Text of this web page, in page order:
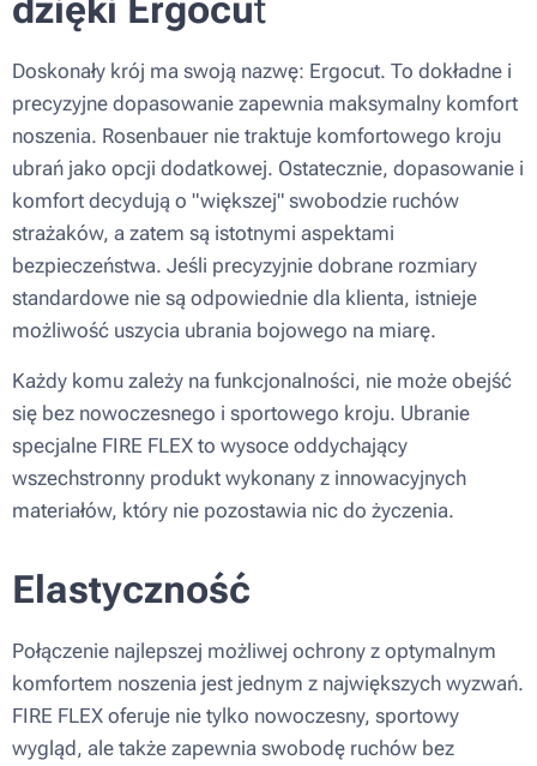
Doskonały krój ma swoją nazwę: Ergocut. To dokładne i
precyzyjne dopasowanie zapewnia maksymalny komfort
noszenia. Rosenbauer nie traktuje komfortowego kroju
ubrań jako opcji dodatkowej. Ostatecznie, dopasowanie i
komfort decydują o "większej" swobodzie ruchów
strażaków, a zatem są istotnymi aspektami
bezpieczeństwa. Jeśli precyzyjnie dobrane rozmiary
standardowe nie są odpowiednie dla klienta, istnieje
możliwość uszycia ubrania bojowego na miarę.
Każdy komu zależy na funkcjonalności, nie może obejść
się bez nowoczesnego i sportowego kroju. Ubranie
specjalne FIRE FLEX to wysoce oddychający
wszechstronny produkt wykonany z innowacyjnych
materiałów, który nie pozostawia nic do życzenia.
Elastyczność
Połączenie najlepszej możliwej ochrony z optymalnym
komfortem noszenia jest jednym z największych wyzwań.
FIRE FLEX oferuje nie tylko nowoczesny, sportowy
wygląd, ale także zapewnia swobodę ruchów bez